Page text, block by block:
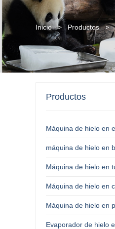
Inicio > Productos >
Productos
Máquina de hielo en
máquina de hielo en
Máquina de hielo en
Máquina de hielo en
Máquina de hielo en
Evaporador de hielo